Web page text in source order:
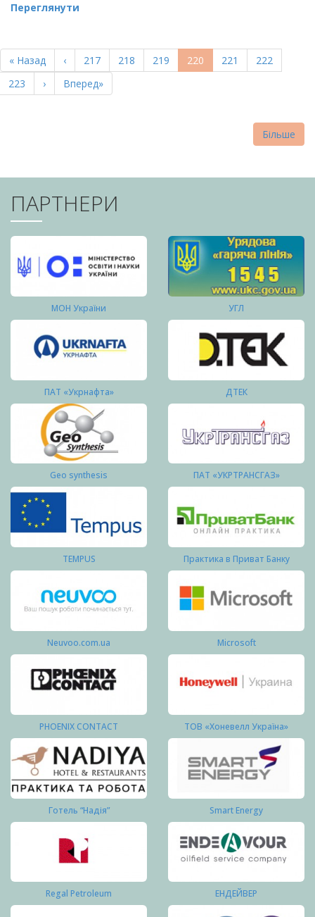
Переглянути
НА
СТОРІНКИ
Перша
сторінка
« Назад
Попередня
сторінка
‹ Page
217 Page
218 Page
219
Поточна
сторінка
220 Page
221 Page
222
Page
223
Наступна
сторінка
›
Остання
сторінка
Вперед»
Більше
ПАРТНЕРИ
МОН України УГЛ
ПАТ «Укрнафта» ДТЕК
Geo synthesis ПАТ «УКРТРАНСГАЗ»
TEMPUS Практика в Приват Банку
Neuvoo.com.ua Microsoft
PHOENIX CONTACT ТОВ «Хоневелл Україна»
Готель “Надія” Smart Energy
Regal Petroleum ЕНДЕЙВЕР